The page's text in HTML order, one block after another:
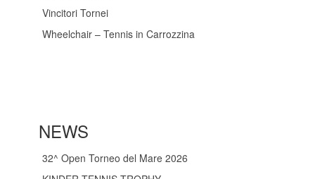
Vincitori Tornei
Wheelchair – Tennis in Carrozzina
NEWS
32^ Open Torneo del Mare 2026